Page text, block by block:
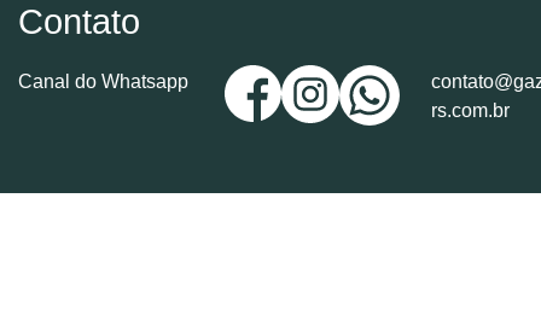
Contato
Canal do Whatsapp
rs.com.br